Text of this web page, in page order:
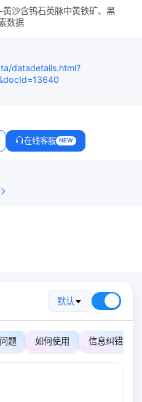
沙含钨石英脉中黄铁矿、黑
数据
datadetails.html?
在线客服 NEW
默认
题 如何使用 信息纠错